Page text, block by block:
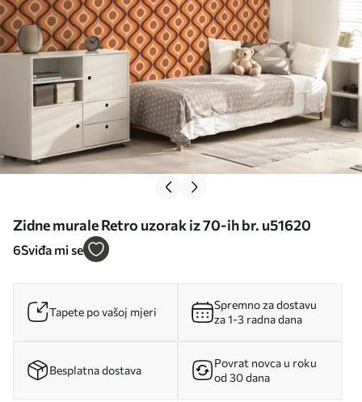
Zidne murale Retro uzorak iz 70-ih br. u51620
6Sviđa mi se
Tapete po vašoj mjeri
Spremno za dostavu
za 1-3 radna dana
Besplatna dostava
Povrat novca u roku
od 30 dana